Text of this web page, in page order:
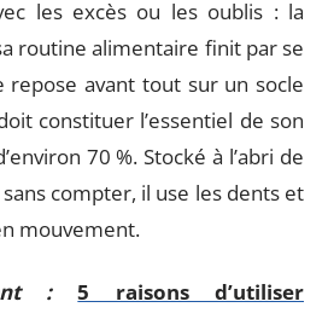
les excès ou les oublis : la
routine alimentaire finit par se
repose avant tout sur un socle
constituer l’essentiel de son
70 %. Stocké à l’abri de
compter, il use les dents et
mouvement.
:
5 raisons d’utiliser